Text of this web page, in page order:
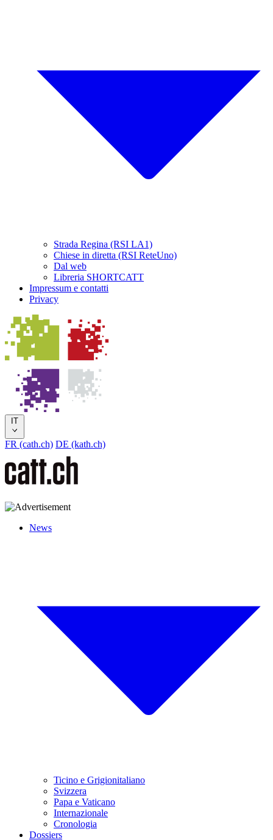
Strada Regina (RSI LA1)
Chiese in diretta (RSI ReteUno)
Dal web
Libreria SHORTCATT
Impressum e contatti
Privacy
IT
FR (cath.ch) DE (kath.ch)
News
Ticino e Grigionitaliano
Svizzera
Papa e Vaticano
Internazionale
Cronologia
Dossiers